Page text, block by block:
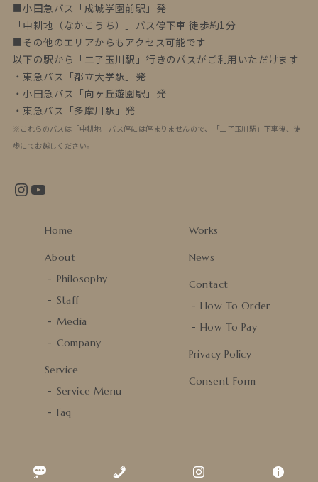
■小田急バス「成城学園前駅」発⁨⁩
「中耕地（なかこうち）」バス停下車 徒歩約1分
■その他のエリアからもアクセス可能です
以下の駅から「二子玉川駅」行きのバスがご利用いただけます
・東急バス「都立大学駅」発
・小田急バス「向ヶ丘遊園駅」発
・東急バス「多摩川駅」発
※これらのバスは「中耕地」バス停には停まりませんので、「二子玉川駅」下車後、徒
歩にてお越しください。
Instagram
YouTube
Home
About
Philosophy
Staff
Media
Company
Service
Service Menu
Faq
Works
News
Contact
How To Order
How To Pay
Privacy Policy
Consent Form